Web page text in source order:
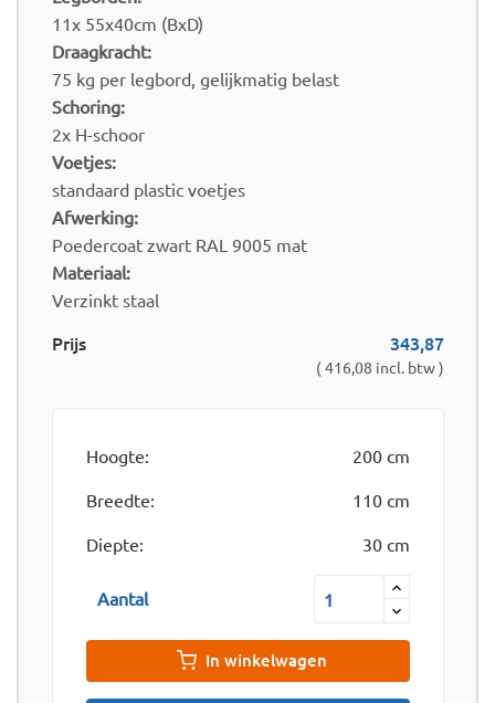
11x 55x40cm (BxD)
Draagkracht:
75 kg per legbord, gelijkmatig belast
Schoring:
2x H-schoor
Voetjes:
standaard plastic voetjes
Afwerking:
Poedercoat zwart RAL 9005 mat
Materiaal:
Verzinkt staal
Prijs 343,87
( 416,08 incl. btw )
Hoogte:
200 cm
Breedte:
110 cm
Diepte:
30 cm
Aantal
In winkelwagen